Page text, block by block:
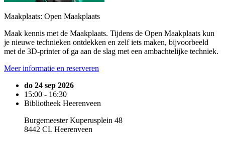
Maakplaats: Open Maakplaats
Maak kennis met de Maakplaats. Tijdens de Open Maakplaats kun
je nieuwe technieken ontdekken en zelf iets maken, bijvoorbeeld
met de 3D-printer of ga aan de slag met een ambachtelijke techniek.
Meer informatie en reserveren
do 24 sep 2026
15:00 - 16:30
Bibliotheek Heerenveen
Burgemeester Kuperusplein 48
8442 CL Heerenveen